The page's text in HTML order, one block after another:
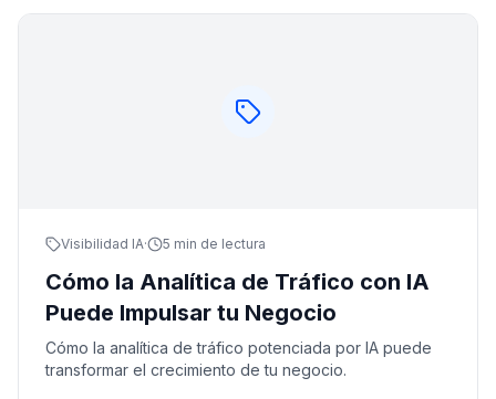
Visibilidad IA· 5 min de lectura
Cómo la Analítica de Tráfico con IA
Puede Impulsar tu Negocio
Cómo la analítica de tráfico potenciada por IA puede
transformar el crecimiento de tu negocio.